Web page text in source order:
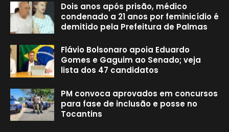
Dois anos após prisão, médico
condenado a 21 anos por feminicídio é
demitido pela Prefeitura de Palmas
Flávio Bolsonaro apoia Eduardo
Gomes e Gaguim ao Senado; veja
lista dos 47 candidatos
PM convoca aprovados em concursos
para fase de inclusão e posse no
Tocantins